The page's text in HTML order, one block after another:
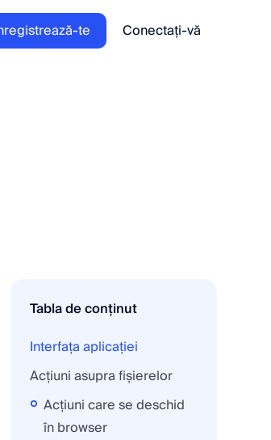
te Conectați-vă
Tabla de conținut
Interfața aplicației
Acțiuni asupra fișierelor
Acțiuni care se deschid
în browser